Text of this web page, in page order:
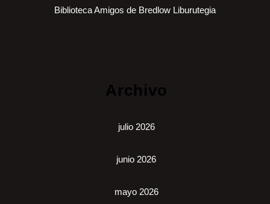
Biblioteca Amigos de Bredlow Liburutegia
Archivo
julio 2026
junio 2026
mayo 2026